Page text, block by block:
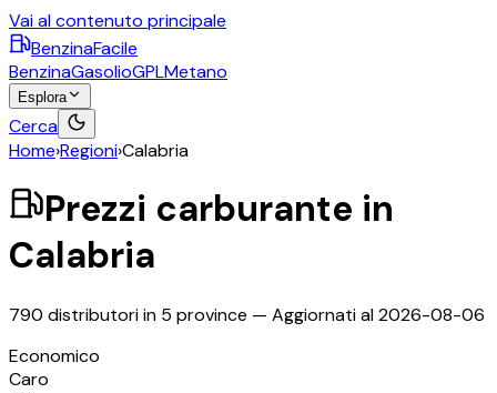
Vai al contenuto principale
BenzinaFacile
BenzinaGasolioGPLMetano
Esplora
Cerca
Home›Regioni›Calabria
Prezzi carburante in
Calabria
790 distributori in 5 province — Aggiornati al2026-08-06
Economico
Caro